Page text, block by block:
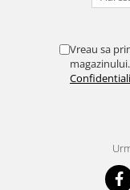
Vreau sa